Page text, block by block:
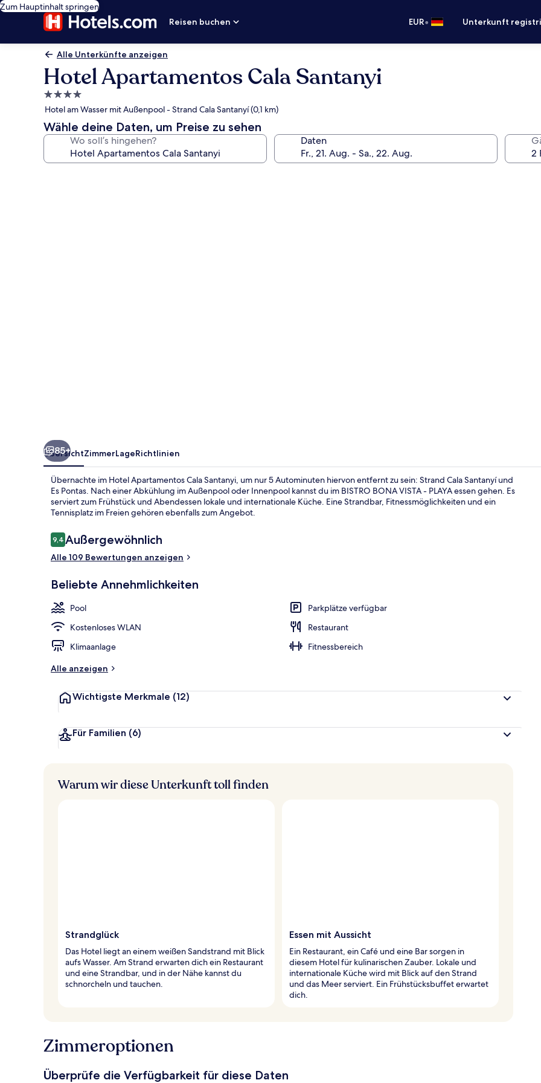
Zum Hauptinhalt springen
Reisen buchen
EUR• Unterkunft
Alle Unterkünfte anzeigen
Hotel Apartamentos Cala Santanyi
4.0-
Sterne-
Unterkunft
Hotel am Wasser mit Außenpool - Strand Cala Santanyí (0,1 km)
Wähle deine Daten, um Preise zu sehen
Wo soll’s hingehen? Daten
85+
ÜbersichtZimmerLageRichtlinien
Übernachte im Hotel Apartamentos Cala Santanyi, um nur 5 Autominuten hiervon entfernt zu sein: Strand Cala Santanyí und
Es Pontas. Nach einer Abkühlung im Außenpool oder Innenpool kannst du im BISTRO BONA VISTA - PLAYA essen gehen. Es
serviert zum Frühstück und Abendessen lokale und internationale Küche. Eine Strandbar, Fitnessmöglichkeiten und ein
Tennisplatz im Freien gehören ebenfalls zum Angebot.
Bewertungen
9,49,4 von 10.
Außergewöhnlich
Alle 109 Bewertungen anzeigen
Beliebte Annehmlichkeiten
Pool
Parkplätze verfügbar
Kostenloses WLAN
Restaurant
Klimaanlage
Fitnessbereich
Alle anzeigen
Wichtigste Merkmale (12)
Für Familien (6)
Warum wir diese Unterkunft toll finden
Strandglück
Das Hotel liegt an einem weißen Sandstrand mit Blick
aufs Wasser. Am Strand erwarten dich ein Restaurant
und eine Strandbar, und in der Nähe kannst du
schnorcheln und tauchen.
Essen mit Aussicht
Ein Restaurant, ein Café und eine Bar sorgen in
diesem Hotel für kulinarischen Zauber. Lokale und
internationale Küche wird mit Blick auf den Strand
und das Meer serviert. Ein Frühstücksbuffet erwartet
dich.
Zimmeroptionen
Überprüfe die Verfügbarkeit für diese Daten